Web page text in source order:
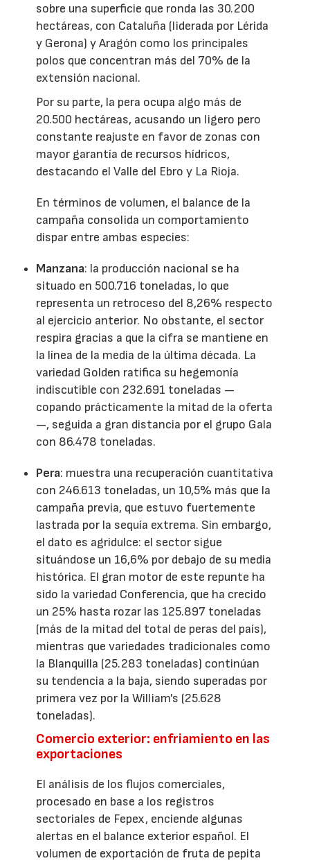
sobre una superficie que ronda las 30.200
hectáreas, con Cataluña (liderada por Lérida
y Gerona) y Aragón como los principales
polos que concentran más del 70% de la
extensión nacional.
Por su parte, la pera ocupa algo más de
20.500 hectáreas, acusando un ligero pero
constante reajuste en favor de zonas con
mayor garantía de recursos hídricos,
destacando el Valle del Ebro y La Rioja.
En términos de volumen, el balance de la
campaña consolida un comportamiento
dispar entre ambas especies:
Manzana: la producción nacional se ha
situado en 500.716 toneladas, lo que
representa un retroceso del 8,26% respecto
al ejercicio anterior. No obstante, el sector
respira gracias a que la cifra se mantiene en
la línea de la media de la última década. La
variedad Golden ratifica su hegemonía
indiscutible con 232.691 toneladas —
copando prácticamente la mitad de la oferta
—, seguida a gran distancia por el grupo Gala
con 86.478 toneladas.
Pera: muestra una recuperación cuantitativa
con 246.613 toneladas, un 10,5% más que la
campaña previa, que estuvo fuertemente
lastrada por la sequía extrema. Sin embargo,
el dato es agridulce: el sector sigue
situándose un 16,6% por debajo de su media
histórica. El gran motor de este repunte ha
sido la variedad Conferencia, que ha crecido
un 25% hasta rozar las 125.897 toneladas
(más de la mitad del total de peras del país),
mientras que variedades tradicionales como
la Blanquilla (25.283 toneladas) continúan
su tendencia a la baja, siendo superadas por
primera vez por la William's (25.628
toneladas).
Comercio exterior: enfriamiento en las
exportaciones
El análisis de los flujos comerciales,
procesado en base a los registros
sectoriales de Fepex, enciende algunas
alertas en el balance exterior español. El
volumen de exportación de fruta de pepita